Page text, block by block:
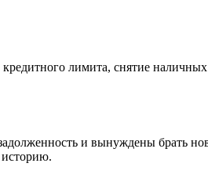
лимита, снятие
и вынуждены брать